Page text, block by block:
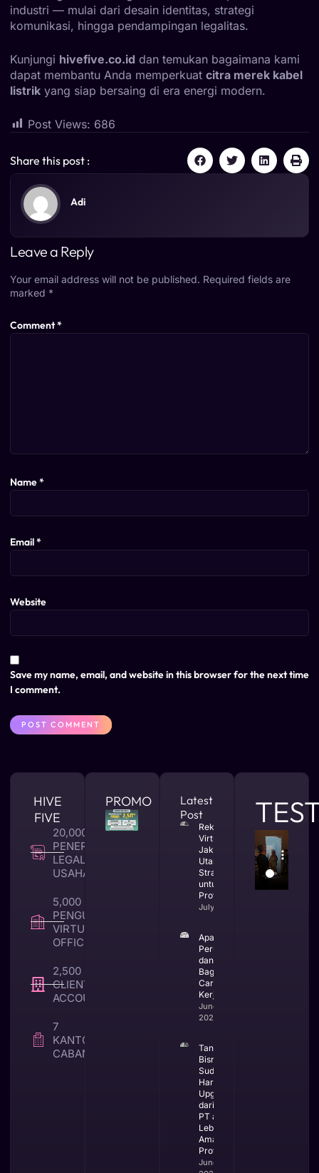
industri — mulai dari desain identitas, strategi
komunikasi, hingga pendampingan legalitas.
Kunjungi hivefive.co.id dan temukan bagaimana kami
dapat membantu Anda memperkuat citra merek kabel
listrik yang siap bersaing di era energi modern.
Post Views: 686
Share this post :
Adi
Leave a Reply
Your email address will not be published. Required fields are
marked *
Comment*
Name*
Email*
Website
Save my name, email, and website in this browser for the next time
I comment.
HIVE
FIVE
20,000 +
PENERBITAN
LEGALITAS
USAHA
5,000 +
PENGUNA
VIRTUAL
OFFICE
2,500 +
CLIENT TAX &
ACCOUNTING
7
KANTOR
CABANG
PROMO
Latest
Post
Rekomendasi
Virtual Office
Jakarta
Utara yang
Strategis
untuk Bisnis
Profesional
July 23, 2026
Apa Itu CV
Perusahaan
dan
Bagaimana
Cara
Kerjanya
June 25,
2026
Tanda
Bisnis
Sudah
Harus
Upgrade
dari CV ke
PT agar
Lebih
Aman dan
Profesional
June 23,